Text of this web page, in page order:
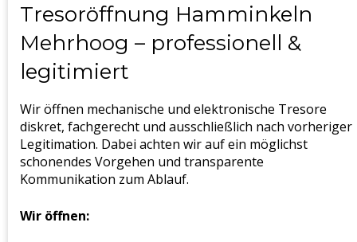
Tresoröffnung Hamminkeln
Mehrhoog – professionell &
legitimiert
Wir öffnen mechanische und elektronische Tresore
diskret, fachgerecht und ausschließlich nach vorheriger
Legitimation. Dabei achten wir auf ein möglichst
schonendes Vorgehen und transparente
Kommunikation zum Ablauf.
Wir öffnen: